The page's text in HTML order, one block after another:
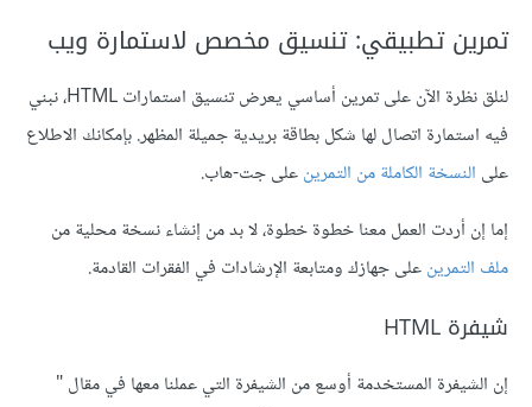
تمرين تطبيقي: تنسيق مخصص لاستمارة ويب
لنلق نظرة اﻵن على تمرين أساسي يعرض تنسيق استمارات HTML، نبني
فيه استمارة اتصال لها شكل بطاقة بريدية جميلة المظهر. بإمكانك الاطلاع
على النسخة الكاملة من التمرينعلى جت-هاب.
إما إن أردت العمل معنا خطوة خطوة، لا بد من إنشاء نسخة محلية من
ملف التمرينعلى جهازك ومتابعة اﻹرشادات في الفقرات القادمة.
شيفرة HTML
إن الشيفرة المستخدمة أوسع من الشيفرة التي عملنا معها في مقال "